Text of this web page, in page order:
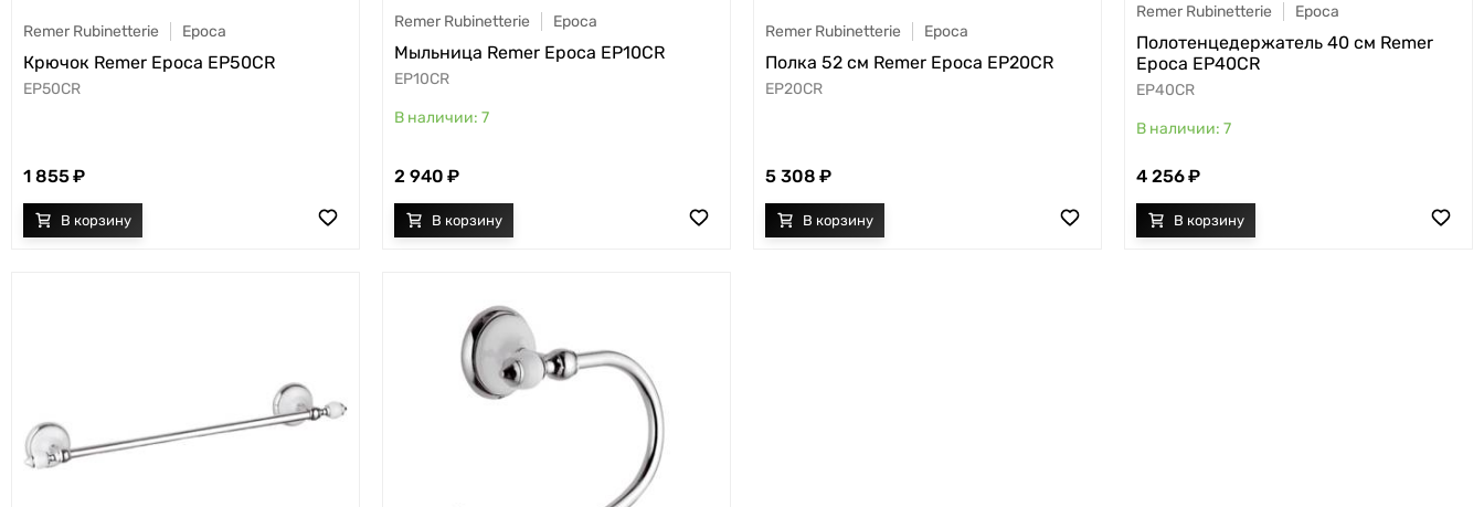
Remer Rubinetterie Epoca
Крючок Remer Epoca EP50CR
EP50CR
1 855
Remer Rubinetterie Epoca
Мыльница Remer Epoca EP10CR
EP10CR
7
2 940
Remer Rubinetterie Epoca
Полка 52 см Remer Epoca EP20CR
EP20CR
5 308
Remer Rubinetterie Epoca
Полотенцедержатель 40 см Remer
Epoca EP40CR
EP40CR
7
4 256